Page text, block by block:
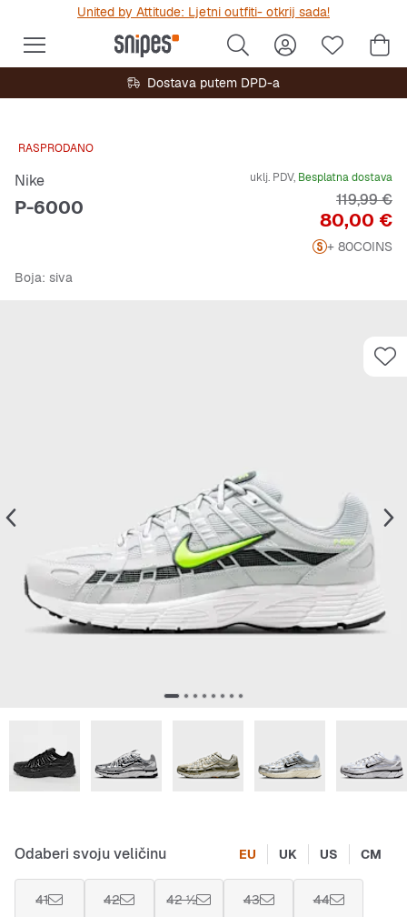
United by Attitude: Ljetni outfiti- otkrij sada!
Dostava putem DPD-a
RASPRODANO
Nike
P-6000
uklj. PDV, Besplatna dostava
Cijena
80,00 €
119,99 €
+ 80COINS
Boja: siva
Odaberi svoju veličinu EU UK US CM
41 42 42 ½ 43 44